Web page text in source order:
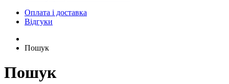
Оплата і доставка
Відгуки
Пошук
Пошук